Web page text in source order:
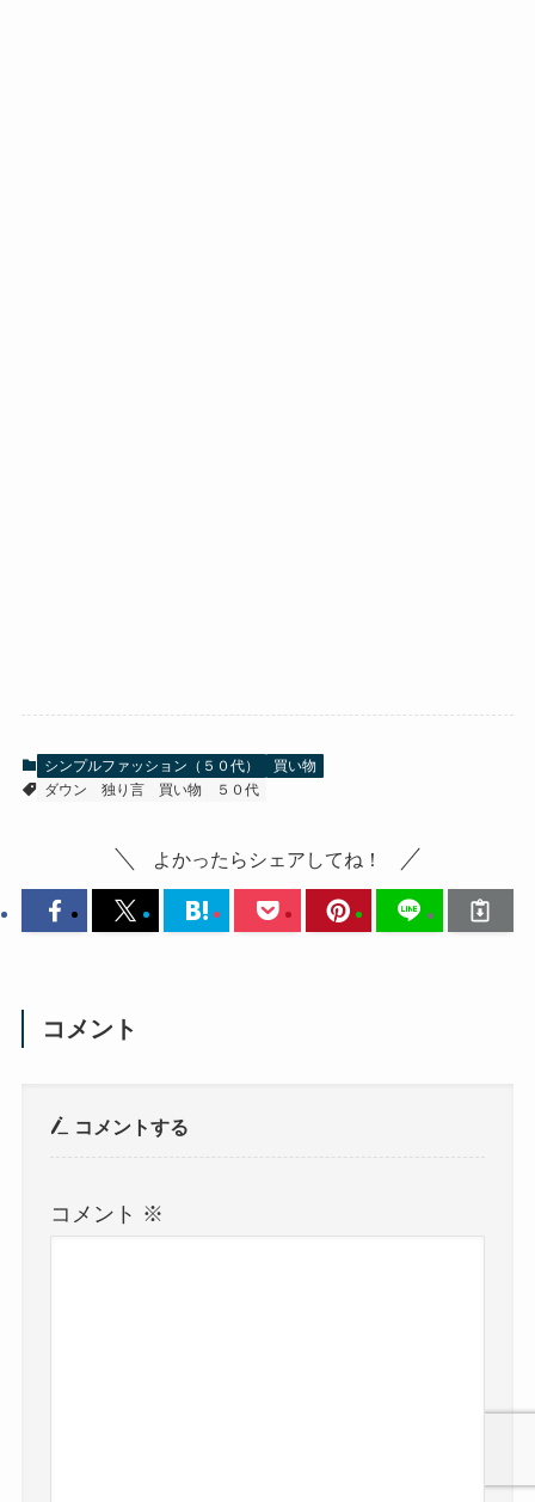
シンプルファッション（５０代）
買い物
ダウン
独り言 買い物 ５０代
よかったらシェアしてね！
コメント
コメントする
コメント ※